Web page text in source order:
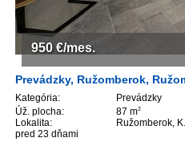
Prevádzky, Ružomberok,
Kategória:
Prevádzky
Úž. plocha:
87 m2
Lokalita:
Ružomberok,
pred 23 dňami
950 €/mes.